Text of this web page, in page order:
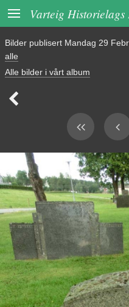
 Varteig Historielags
Bilder publisert Mandag 29
alle
Alle bilder i vårt album
